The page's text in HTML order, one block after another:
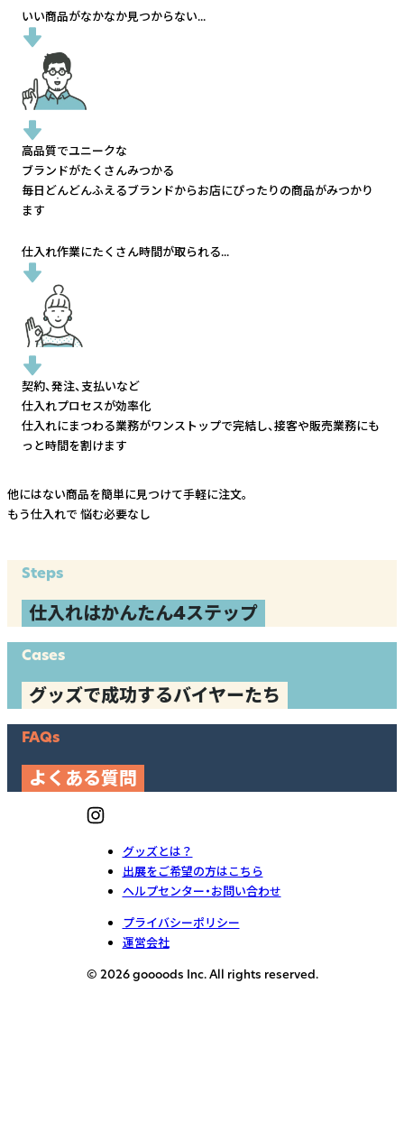
いい商品がなかなか見つからない...
高品質でユニークな
ブランドがたくさんみつかる
毎日どんどんふえるブランドからお店にぴったりの商品がみつかり
ます
仕入れ作業にたくさん時間が取られる...
契約、発注、支払いなど
仕入れプロセスが効率化
仕入れにまつわる業務がワンストップで完結し、接客や販売業務にも
っと時間を割けます
他にはない商品を簡単に見つけて手軽に注文。
もう仕入れで 悩む必要なし
Steps
仕入れはかんたん4ステップ
Cases
グッズで成功するバイヤーたち
FAQs
よくある質問
グッズとは？
出展をご希望の方はこちら
ヘルプセンター・お問い合わせ
プライバシーポリシー
運営会社
© 2026 goooods Inc. All rights reserved.